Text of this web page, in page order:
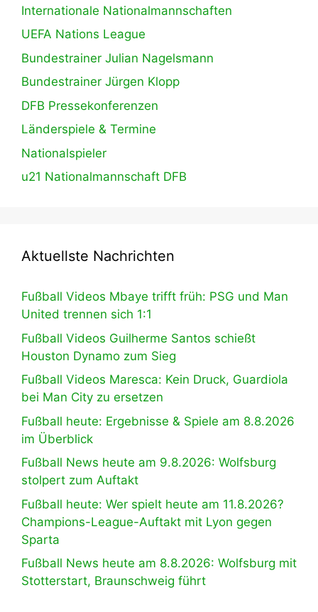
Internationale Nationalmannschaften
UEFA Nations League
Bundestrainer Julian Nagelsmann
Bundestrainer Jürgen Klopp
DFB Pressekonferenzen
Länderspiele & Termine
Nationalspieler
u21 Nationalmannschaft DFB
Aktuellste Nachrichten
Fußball Videos Mbaye trifft früh: PSG und Man
United trennen sich 1:1
Fußball Videos Guilherme Santos schießt
Houston Dynamo zum Sieg
Fußball Videos Maresca: Kein Druck, Guardiola
bei Man City zu ersetzen
Fußball heute: Ergebnisse & Spiele am 8.8.2026
im Überblick
Fußball News heute am 9.8.2026: Wolfsburg
stolpert zum Auftakt
Fußball heute: Wer spielt heute am 11.8.2026?
Champions-League-Auftakt mit Lyon gegen
Sparta
Fußball News heute am 8.8.2026: Wolfsburg mit
Stotterstart, Braunschweig führt